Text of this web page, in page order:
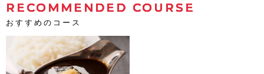
RECOMMENDED COURSE
おすすめのコース